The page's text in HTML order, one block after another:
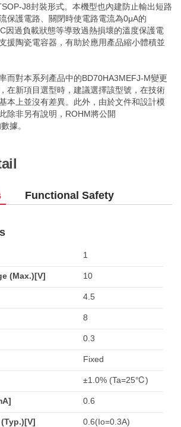
J8封裝形式。本機型也內建防止輸出短路
保護電路、關閉時使電路電流為0μA的
因過負載狀態等導致過熱損壞的溫度保護電
援陶瓷電容器，有助於應用產品縮小體積並
而對本系列產品中的BD70HA3MEFJ-M變更
在新項目選型時，建議選擇該型號，在技術
本上並沒有差異。此外，由於文件和設計模
除非另有說明，ROHM將公開
據。
Functional Safety
1
(Max.)[V] 10
4.5
8
0.3
Fixed
±1.0% (Ta=25℃)
0.6
0.6(Io=0.3A)